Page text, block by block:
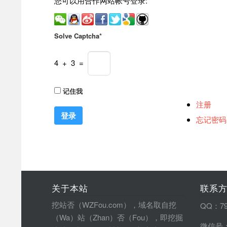
Solve Captcha*
4 + 3 =
记住我
注册
忘记密码
关于本站
挖站否（WZFou.com），域名取自挖
（Wa）站（Zhan）否（Fou），即挖掘
联系
QQ：